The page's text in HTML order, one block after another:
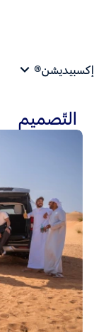
إكسبيديشن®
التّصميم